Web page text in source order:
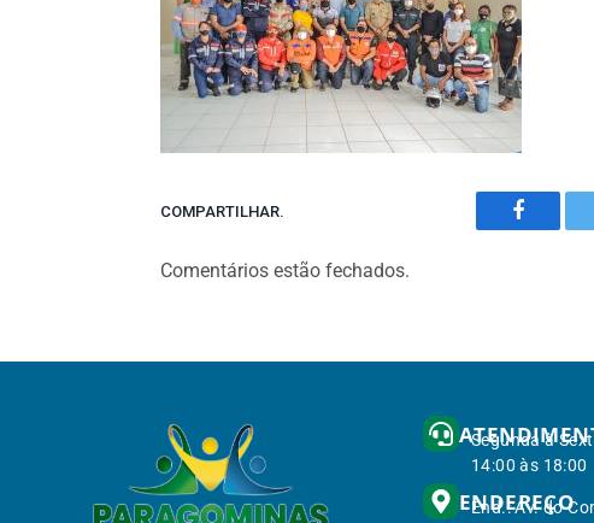
COMPARTILHAR.
Comentários estão fechados.
Segunda à
14:00 às 18:00
ENDEREÇO
End.: Av. do